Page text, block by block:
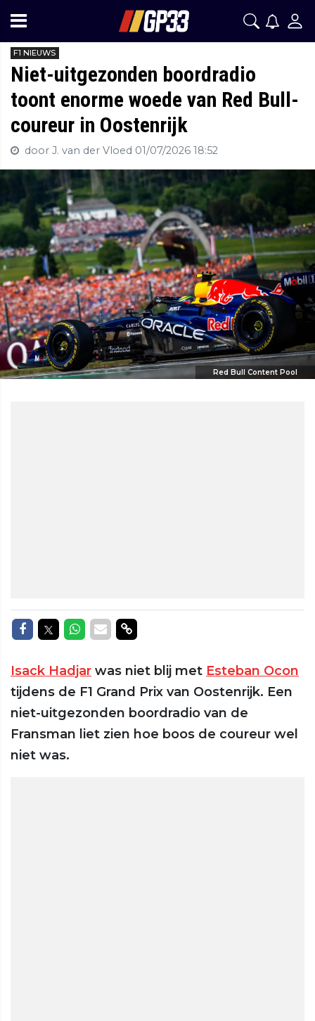
F1 NIEUWS
Niet-uitgezonden boordradio
toont enorme woede van Red Bull-
coureur in Oostenrijk
door J. van der Vloed 01/07/2026 18:52
Red Bull Content Pool
Delen op Facebook
Delen op Twitter
Delen op Whatsapp
Delen via Mail
Delen via link
Isack Hadjar was niet blij met Esteban Ocon
tijdens de F1 Grand Prix van Oostenrijk. Een
niet-uitgezonden boordradio van de
Fransman liet zien hoe boos de coureur wel
niet was.